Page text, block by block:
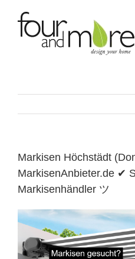
content
Markisen Höchstädt
MarkisenAnbieter.de ✔
Markisenhändler ツ